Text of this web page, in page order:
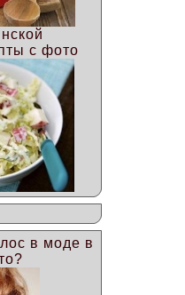
с фото
в моде в